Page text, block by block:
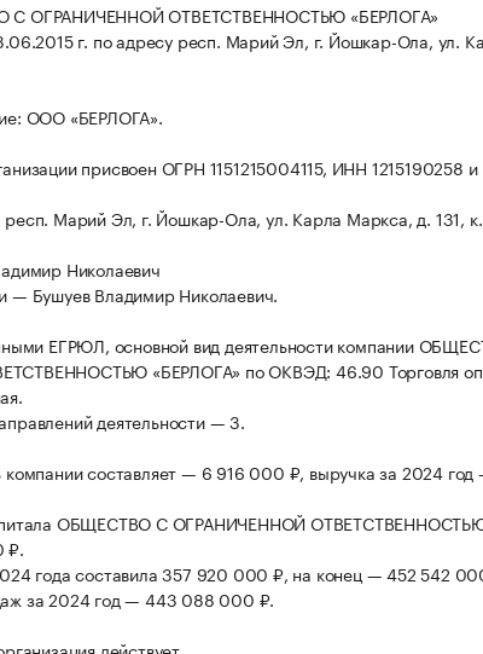
С ОГРАНИЧЕННОЙ ОТВЕТСТВЕННОСТЬЮ «БЕРЛОГА»
г. по адресу респ. Марий Эл, г. Йошкар-Ола, ул.
ООО «БЕРЛОГА».
присвоен ОГРН 1151215004115, ИНН 1215190258
Марий Эл, г. Йошкар-Ола, ул. Карла Маркса, д. 131,
Николаевич
— Бушуев Владимир Николаевич.
ЕГРЮЛ, основной вид деятельности компании
«БЕРЛОГА» по ОКВЭД: 46.90 Торговля
деятельности — 3.
составляет — 6 916 000 ₽, выручка за 2024
ОБЩЕСТВО С ОГРАНИЧЕННОЙ
₽.
года составила 357 920 000 ₽, на конец — 452 542
за 2024 год — 443 088 000 ₽.